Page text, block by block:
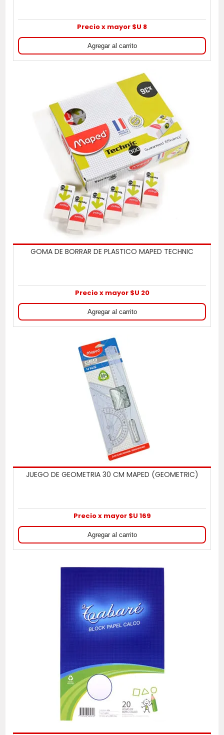
Precio x mayor $U 8
GOMA DE BORRAR DE PLASTICO MAPED TECHNIC
Precio x mayor $U 20
JUEGO DE GEOMETRIA 30 CM MAPED (GEOMETRIC)
Precio x mayor $U 169